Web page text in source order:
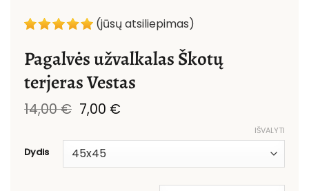
(jūsų atsiliepimas)
Pagalvės užvalkalas Škotų
terjeras Vestas
14,00€ Original
price
14,00 €.
7,00 €Current
Dydis
IŠVALYTI